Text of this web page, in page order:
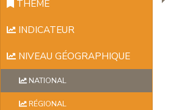
THÈME
INDICATEUR
NIVEAU GÉOGRAPHIQUE
NATIONAL
RÉGIONAL